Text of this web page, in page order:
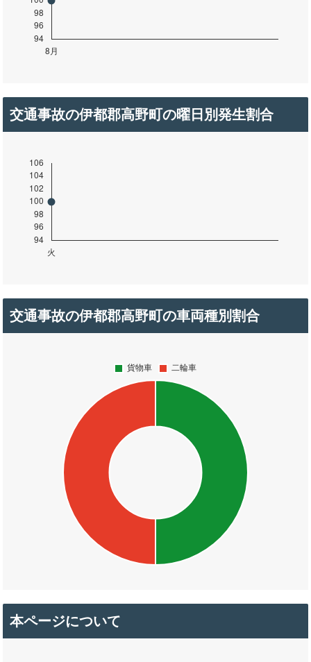
交通事故の伊都郡高野町の曜日別発生割合
交通事故の伊都郡高野町の車両種別割合
本ページについて